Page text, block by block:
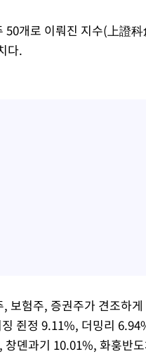
50개로 이뤄진 지수(上證
다.
보험주, 증권주가 견조하
쥔정 9.11%, 더밍리
뎬과기 10.01%, 화훙반